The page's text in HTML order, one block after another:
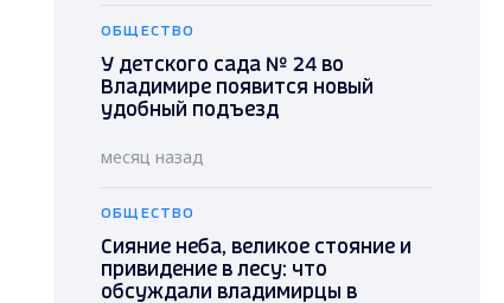
ОБЩЕСТВО
У детского сада № 24 во
Владимире появится новый
удобный подъезд
месяц назад
ОБЩЕСТВО
Сияние неба, великое стояние и
привидение в лесу: что
обсуждали владимирцы в